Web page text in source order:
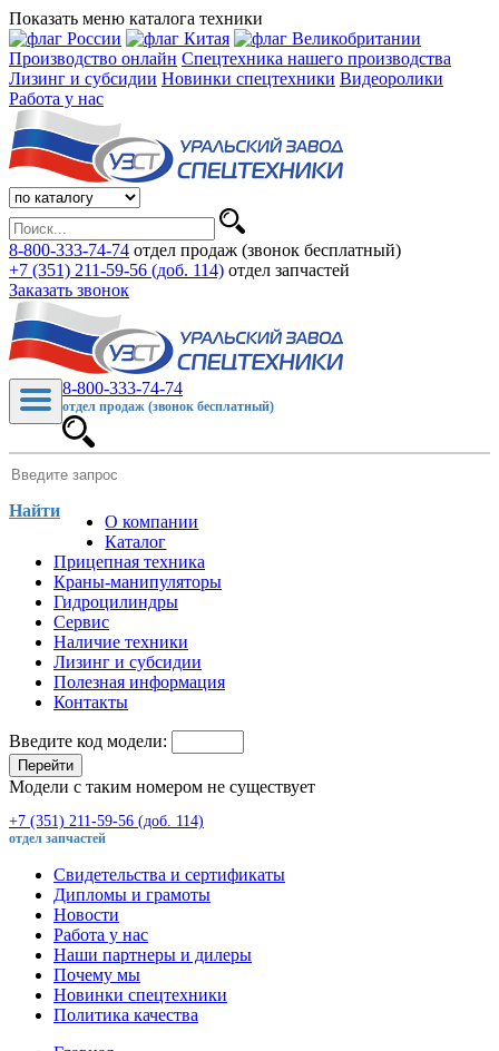
Показать меню каталога техники
Производство онлайн Спецтехника нашего производства
Лизинг и субсидии Новинки спецтехники Видеоролики
Работа у нас
8-800-333-74-74 отдел продаж (звонок бесплатный)
+7 (351) 211-59-56 (доб. 114) отдел запчастей
Заказать звонок
8-800-333-74-74
отдел продаж (звонок бесплатный)
Найти
О компании
Каталог
Прицепная техника
Краны-манипуляторы
Гидроцилиндры
Сервис
Наличие техники
Лизинг и субсидии
Полезная информация
Контакты
Введите код модели:
Перейти
Модели с таким номером не существует
+7 (351) 211-59-56 (доб. 114)
отдел запчастей
Свидетельства и сертификаты
Дипломы и грамоты
Новости
Работа у нас
Наши партнеры и дилеры
Почему мы
Новинки спецтехники
Политика качества